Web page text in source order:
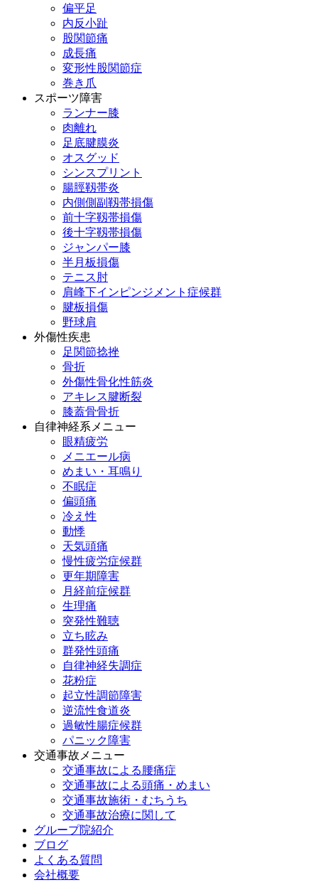
偏平足
内反小趾
股関節痛
成長痛
変形性股関節症
巻き爪
スポーツ障害
ランナー膝
肉離れ
足底腱膜炎
オスグッド
シンスプリント
腸脛靱帯炎
内側側副靱帯損傷
前十字靱帯損傷
後十字靱帯損傷
ジャンパー膝
半月板損傷
テニス肘
肩峰下インピンジメント症候群
腱板損傷
野球肩
外傷性疾患
足関節捻挫
骨折
外傷性骨化性筋炎
アキレス腱断裂
膝蓋骨骨折
自律神経系メニュー
眼精疲労
メニエール病
めまい・耳鳴り
不眠症
偏頭痛
冷え性
動悸
天気頭痛
慢性疲労症候群
更年期障害
月経前症候群
生理痛
突発性難聴
立ち眩み
群発性頭痛
自律神経失調症
花粉症
起立性調節障害
逆流性食道炎
過敏性腸症候群
パニック障害
交通事故メニュー
交通事故による腰痛症
交通事故による頭痛・めまい
交通事故施術・むちうち
交通事故治療に関して
グループ院紹介
ブログ
よくある質問
会社概要